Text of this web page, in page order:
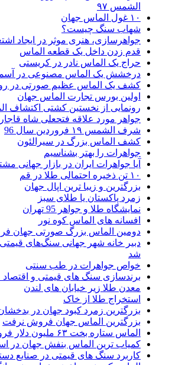
الشمس ۹۷
۱۰ غول الماس جهان
شهاب سنگ چیست؟
جواهرسازی، هنری موثر در ایجاد
قدم زدن داخل یک قطعه الماس
حراج یک الماس نادر در کریستی
درخشش یک الماس مصنوعی در
کشف یک الماس عظیم صورتی در
اولین بورس تجارت الماس جهان
رونمایی از نخستین کشتی اکتشاف
جواهر مورد علاقه فتحعلی شاه قاجار
شرف الشمس ۱۹ فروردین سال 96
کشف الماس بزرگ در سیرالئون
جواهرات را بهتر بشناسیم
آیا جواهرات ایران در بازار جهانی
۱۰ تن ذخیره احتمالی طلا در قم
بزرگترین و زیبا ترین اپال جهان
زمرد پاکستان یا طلای سبز
نمایشگاه طلا و جواهر 95 تهران
افسانه های الماس کوه نور
دومین الماس بزرگ صورتی جهان
دبیر خانه شهر جهانی سنگ‌های
شد
خواص جواهرات در طب سنتی
برندسازی سنگ های قیمتی و اقتصاد
معدن طلا زیر خیابان های لندن
استخراج طلا از خاک
بزرگترین زمرد کبود جهان در
بزرگترین الماس جهان فروش نرفت
الماس ستاره بخت ۶۳ ملیون دلار فروخته شد
کمیاب­ ترین الماس بنفش جهان در
کاربرد سنگ های قیمتی در صنایع